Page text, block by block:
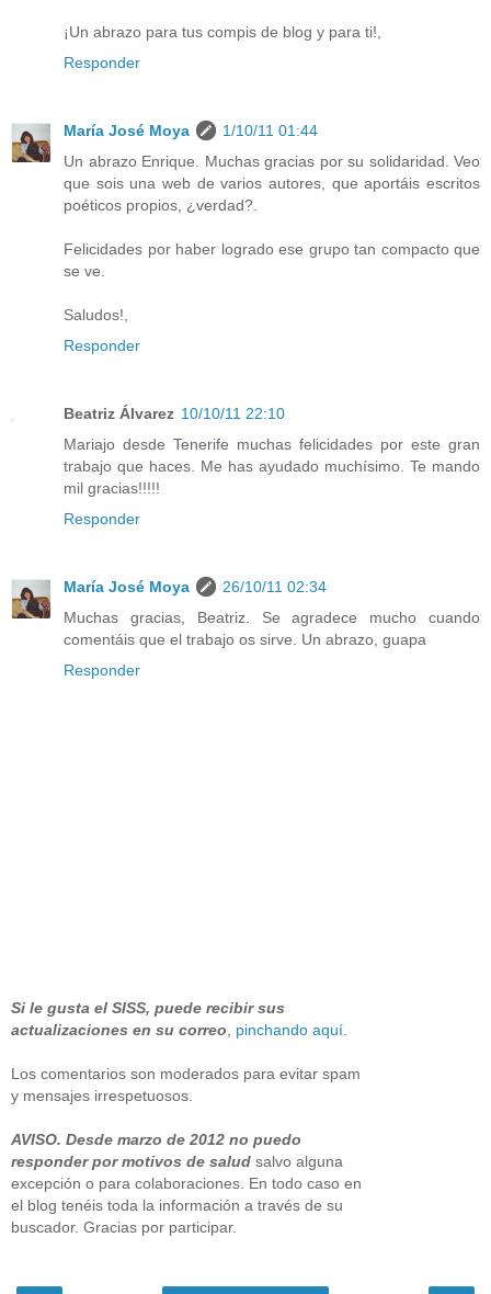
¡Un abrazo para tus compis de blog y para ti!,
Responder
María José Moya
1/10/11 01:44
Un abrazo Enrique. Muchas gracias por su solidaridad. Veo
que sois una web de varios autores, que aportáis escritos
poéticos propios, ¿verdad?.
Felicidades por haber logrado ese grupo tan compacto que
se ve.
Saludos!,
Responder
Beatriz Álvarez 10/10/11 22:10
Mariajo desde Tenerife muchas felicidades por este gran
trabajo que haces. Me has ayudado muchísimo. Te mando
mil gracias!!!!!
Responder
María José Moya
26/10/11 02:34
Muchas gracias, Beatriz. Se agradece mucho cuando
comentáis que el trabajo os sirve. Un abrazo, guapa
Responder
Si le gusta el SISS, puede recibir sus
actualizaciones en su correo
pinchando aquí
Los comentarios son moderados para evitar spam
y mensajes irrespetuosos.
AVISO. Desde marzo de 2012 no puedo
responder por motivos de salud salvo alguna
excepción o para colaboraciones. En todo caso en
el blog tenéis toda la información a través de su
buscador. Gracias por participar.